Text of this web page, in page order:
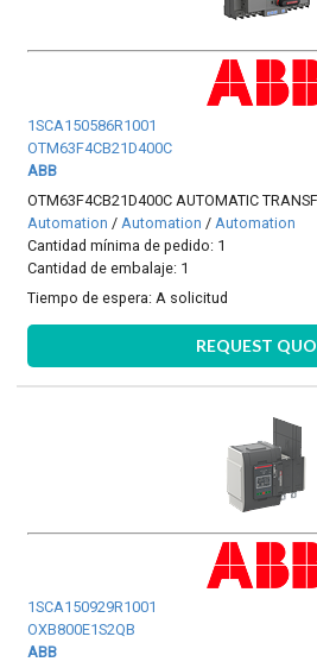
1SCA150586R1001
OTM63F4CB21D400C
ABB
OTM63F4CB21D400C AUTOMATIC
Automation / Automation / Automation
Cantidad mínima de pedido: 1
Cantidad de embalaje: 1
Tiempo de espera:A solicitud
REQUEST
1SCA150929R1001
OXB800E1S2QB
ABB